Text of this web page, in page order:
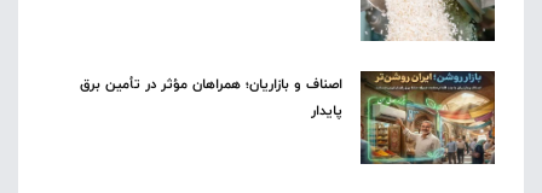
اصناف و بازاریان؛ همراهان مؤثر در تأمین برق
پایدار